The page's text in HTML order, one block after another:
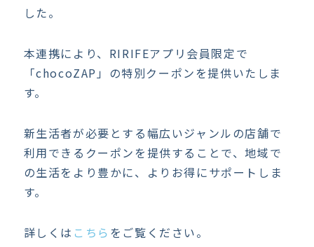
した。
本連携により、RIRIFEアプリ会員限定で
「chocoZAP」の特別クーポンを提供いたしま
す。
新生活者が必要とする幅広いジャンルの店舗で
利用できるクーポンを提供することで、地域で
の生活をより豊かに、よりお得にサポートしま
す。
詳しくは こちら をご覧ください。